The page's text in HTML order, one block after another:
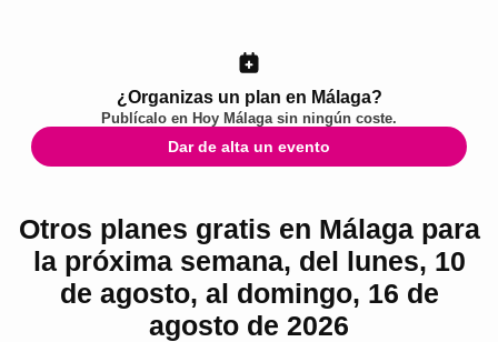
¿Organizas un plan en Málaga?
Publícalo en Hoy Málagasin ningún coste.
Dar de alta un evento
Otros planes gratis en Málaga para
la próxima semana, del lunes, 10
de agosto, al domingo, 16 de
agosto de 2026